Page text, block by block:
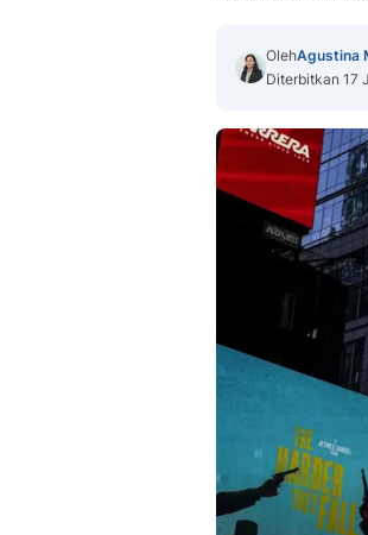
OlehAgustina
Diterbitkan 17